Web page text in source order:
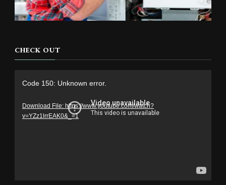
CHECK OUT
Code 150: Unknown error.
Download File: https://www.youtube.com/watch?
v=YZz1lrrEAK0&_=1